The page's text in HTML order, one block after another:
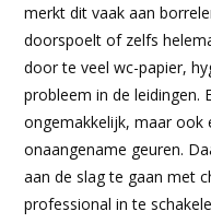
merkt dit vaak aan
doorspoelt of zelfs
door te veel wc-papier,
probleem in de leidingen.
ongemakkelijk, maar ook
onaangename geuren.
aan de slag te gaan met
professional in te